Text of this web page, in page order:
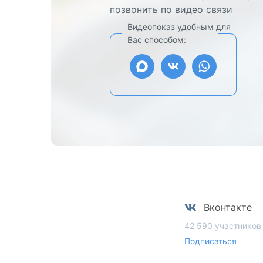
позвонить по видео связи
Видеопоказ удобным для
Вас способом:
Вконтакте
42 590 участников
Подписаться